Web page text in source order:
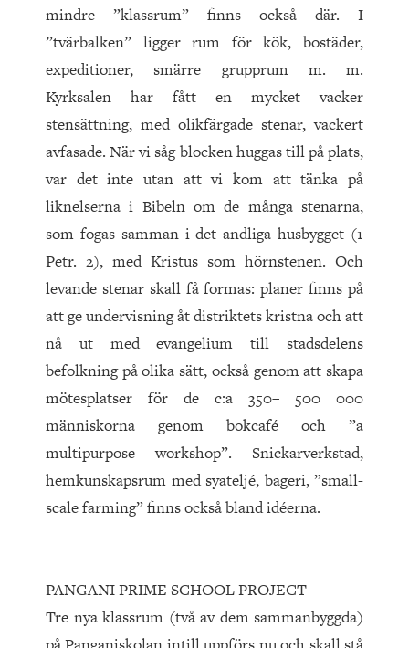
mindre ”klassrum” finns också där. I
”tvärbalken” ligger rum för kök, bostäder,
expeditioner, smärre grupprum m. m.
Kyrksalen har fått en mycket vacker
stensättning, med olikfärgade stenar, vackert
avfasade. När vi såg blocken huggas till på plats,
var det inte utan att vi kom att tänka på
liknelserna i Bibeln om de många stenarna,
som fogas samman i det andliga husbygget (1
Petr. 2), med Kristus som hörnstenen. Och
levande stenar skall få formas: planer finns på
att ge undervisning åt distriktets kristna och att
nå ut med evangelium till stadsdelens
befolkning på olika sätt, också genom att skapa
mötesplatser för de c:a 350– 500 000
människorna genom bokcafé och ”a
multipurpose workshop”. Snickarverkstad,
hemkunskapsrum med syateljé, bageri, ”small-
scale farming” finns också bland idéerna.
PANGANI PRIME SCHOOL PROJECT
Tre nya klassrum (två av dem sammanbyggda)